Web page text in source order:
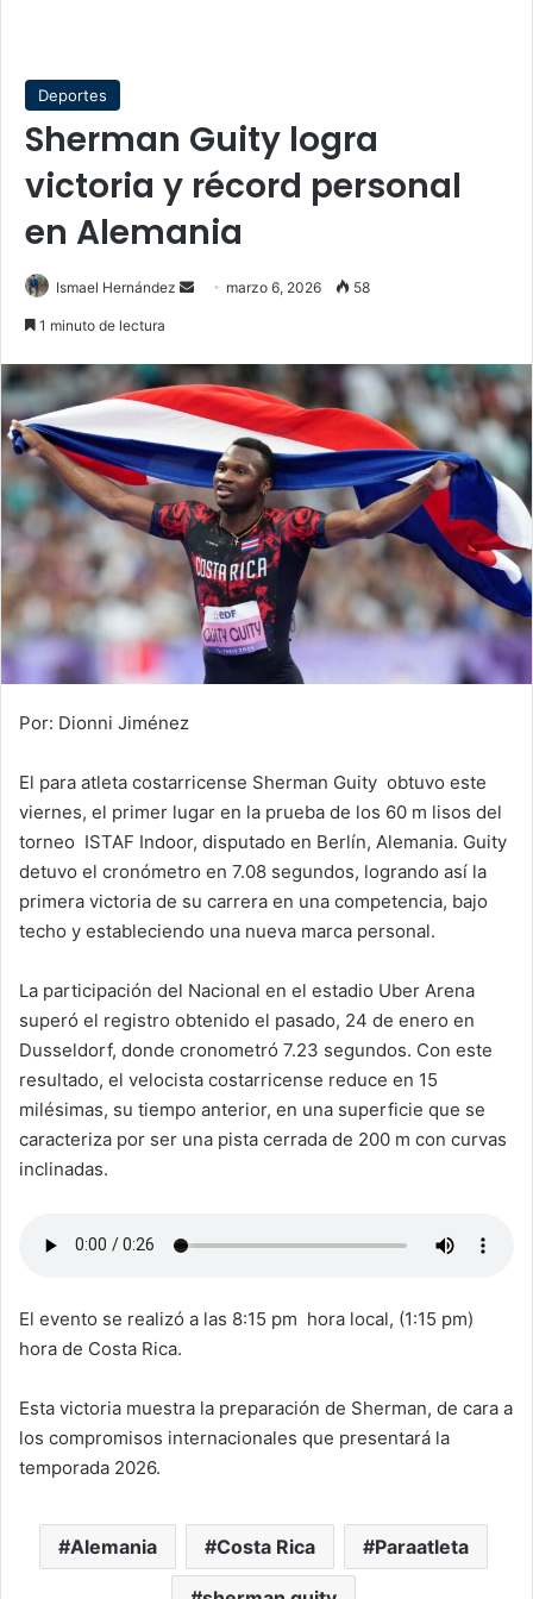
Deportes
Sherman Guity logra
victoria y récord personal
en Alemania
Ismael Hernández
Send marzo 6, 2026 58
1 minuto de lectura
Por: Dionni Jiménez
El para atleta costarricense Sherman Guity obtuvo este
viernes, el primer lugar en la prueba de los 60 m lisos del
torneo ISTAF Indoor, disputado en Berlín, Alemania. Guity
detuvo el cronómetro en 7.08 segundos, logrando así la
primera victoria de su carrera en una competencia, bajo
techo y estableciendo una nueva marca personal.
La participación del Nacional en el estadio Uber Arena
superó el registro obtenido el pasado, 24 de enero en
Dusseldorf, donde cronometró 7.23 segundos. Con este
resultado, el velocista costarricense reduce en 15
milésimas, su tiempo anterior, en una superficie que se
caracteriza por ser una pista cerrada de 200 m con curvas
inclinadas.
El evento se realizó a las 8:15 pm hora local, (1:15 pm)
hora de Costa Rica.
Esta victoria muestra la preparación de Sherman, de cara a
los compromisos internacionales que presentará la
temporada 2026.
Alemania Costa Rica Paraatleta